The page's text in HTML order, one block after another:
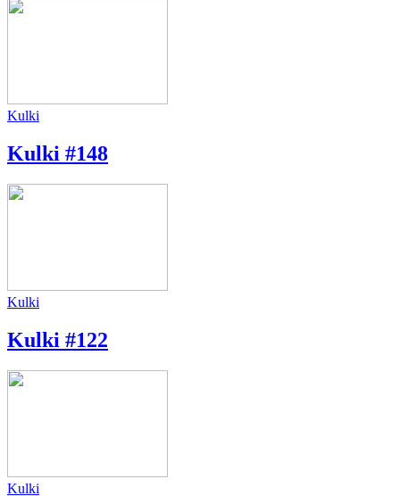
Kulki
Kulki #148
Kulki
Kulki #122
Kulki